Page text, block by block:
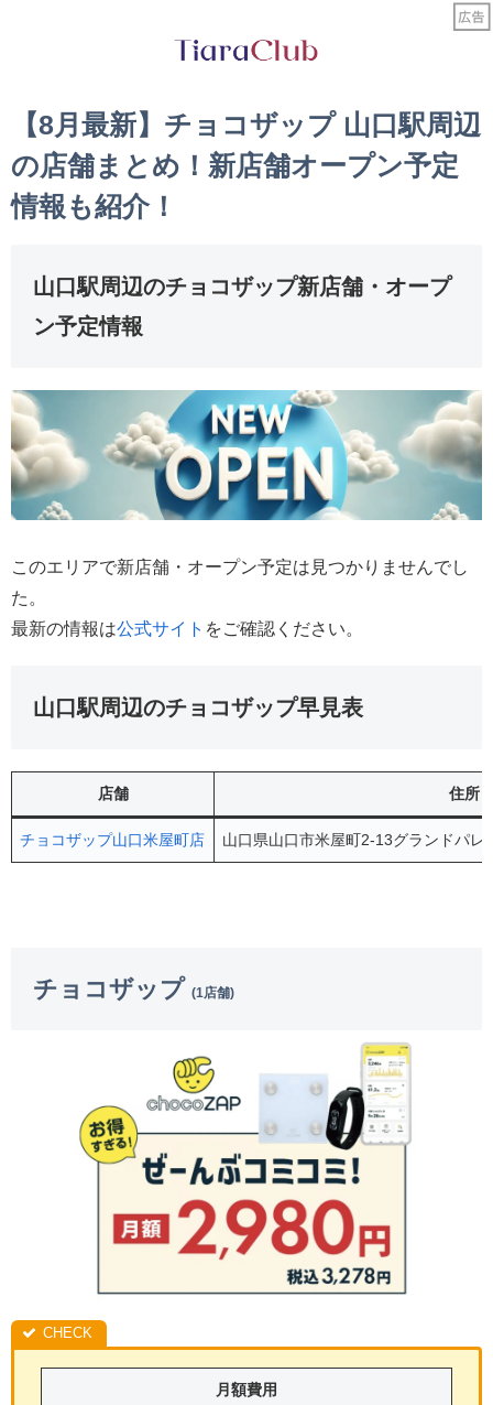
【8月最新】チョコザップ 山口駅周辺
の店舗まとめ！新店舗オープン予定
情報も紹介！
山口駅周辺のチョコザップ新店舗・オープ
ン予定情報
このエリアで新店舗・オープン予定は見つかりませんでし
た。
最新の情報は公式サイト をご確認ください。
山口駅周辺のチョコザップ早見表
店舗 住所
チョコザップ山口米屋町店 山口県山口市米屋町2-13グランドパ
チョコザップ (1店舗)
月額費用